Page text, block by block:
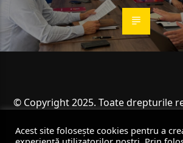
© Copyright 2025. Toate drepturile
Acest site folosește cookies pentru a